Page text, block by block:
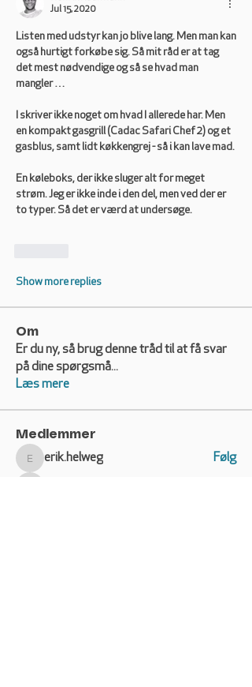
Jul 15, 2020
Listen med udstyr kan jo blive lang. Men man kan
også hurtigt forkøbe sig. Så mit råd er at tag
det mest nødvendige og så se hvad man
mangler …
I skriver ikke noget om hvad I allerede har. Men
en kompakt gasgrill (Cadac Safari Chef 2) og et
gasblus, samt lidt køkkengrej - så i kan lave mad.
En køleboks, der ikke sluger alt for meget
strøm. Jeg er ikke inde i den del, men ved der er
to typer. Så det er værd at undersøge.
Show more replies
Om
Er du ny, så brug denne tråd til at få svar
på dine spørgsmå...
Læs mere
Medlemmer
erik.helweg
erik.helweg Følg